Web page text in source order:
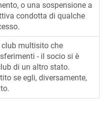
o una sospensione a
condotta di qualche
multisito che
- il socio si è
di un altro stato.
se egli, diversamente,